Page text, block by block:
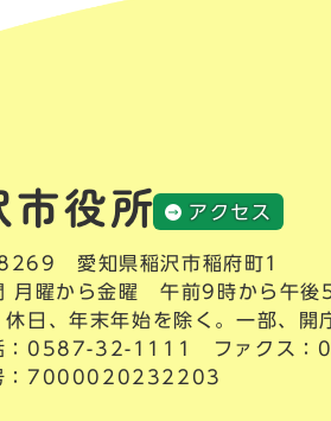
アクセス
愛知県稲沢市稲府町1
月曜から金曜 午前9時から午後
休日、年末年始を除く。一部、
0587-32-1111
ファクス
：7000020232203